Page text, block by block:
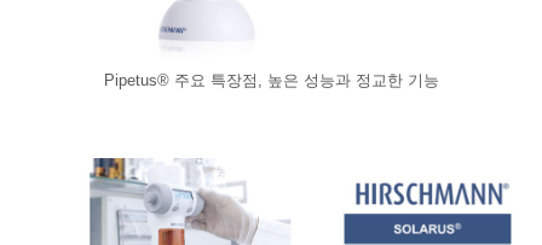
Pipetus® 주요 특장점, 높은 성능과 정교한 기능